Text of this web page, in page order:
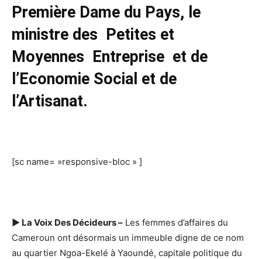
Première Dame du Pays, le
ministre des Petites et
Moyennes Entreprise et de
l’Economie Social et de
l’Artisanat.
[sc name= »responsive-bloc » ]
► La Voix Des Décideurs – Les femmes d’affaires du
Cameroun ont désormais un immeuble digne de ce nom
au quartier Ngoa-Ekelé à Yaoundé, capitale politique du